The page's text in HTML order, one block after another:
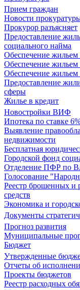
Прием граждан
Новости
Прокурор разъясняет
Предоставление
социального найма
Обеспечение
Обеспечение
Обеспечение жильем
Предоставление
сферы
Жилье в кредит
Новостройки ВИФ
Ипотека по ставке
Выявление
недвижимости
Бесплатная
Городской фонд
Отделение ПФР по
Голосование
Реестр брошенных и
средств
Экономика и
Документы
Прогноз развития
Муниципальные
Бюджет
Утвержденные
Отчеты об
Проекты бюджетов
Реестр расходных